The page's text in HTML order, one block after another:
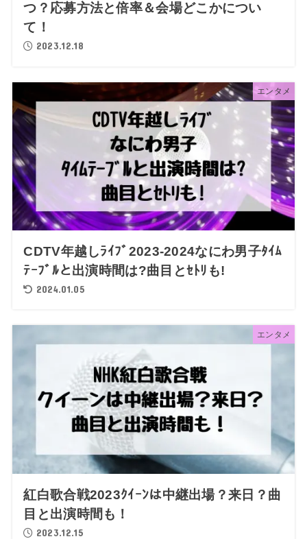
つ？応募方法と倍率＆会場どこかについ
て！
2023.12.18
エンタメ
CDTV年越しﾗｲﾌﾞ2023-2024なにわ男子ﾀｲﾑ
ﾃｰﾌﾞﾙと出演時間は?曲目とｾﾄﾘも!
2024.01.05
エンタメ
紅白歌合戦2023ｸｲｰﾝは中継出場？来日？曲
目と出演時間も！
2023.12.15